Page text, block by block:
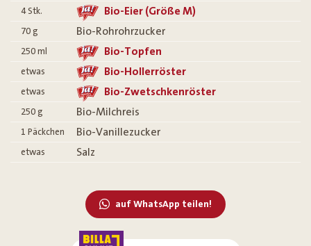
4 Stk. Bio-Eier (Größe M)
70 g Bio-Rohrohrzucker
250 ml Bio-Topfen
etwas Bio-Hollerröster
etwas Bio-Zwetschkenröster
250 g Bio-Milchreis
1 Päckchen Bio-Vanillezucker
etwas Salz
auf WhatsApp teilen!